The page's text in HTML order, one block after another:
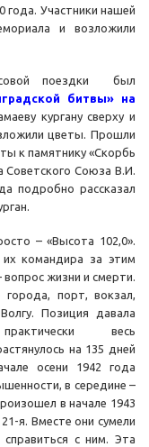
года. Участники нашей
и возложили
поездки был
битвы» на
кургану сверху и
цветы. Прошли
к памятнику «Скорбь
Союза В.И.
подробно рассказал
– «Высота 102,0».
командира за этим
жизни и смерти.
порт, вокзал,
Позиция давала
весь
на 135 дней
осени 1942 года
в середине –
в начале 1943
я. Вместе они сумели
с ним. Эта